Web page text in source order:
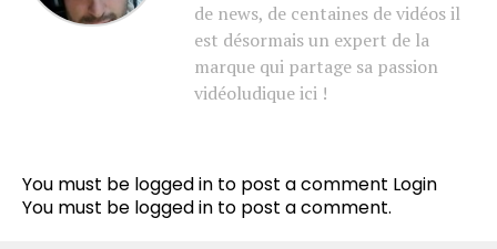
de news, de centaines de vidéos il
est désormais un expert de la
marque qui partage sa passion
vidéoludique ici !
You must be logged in to post a comment Login
You must be logged in to post a comment.